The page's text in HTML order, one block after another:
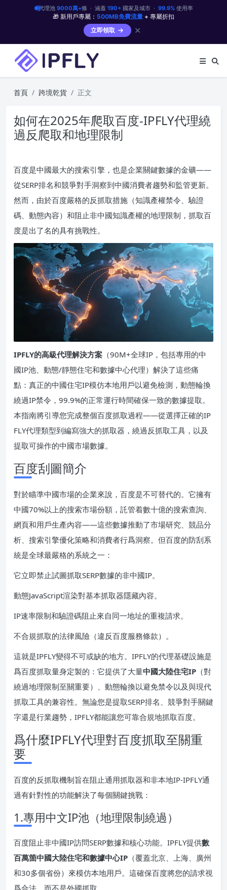
代理池 9000萬+條 · 涵蓋 190+國家及城市 · 99.9%使用率
🎁 新用戶專屬： 500MB免費流量 + 專屬折扣
立即領取
✕
首頁 跨境乾貨 正文
如何在2025年爬取百度-IPFLY代理繞
過反爬取和地理限制
百度是中國最大的搜索引擎，也是企業關鍵數據的金礦——
從SERP排名和競爭對手洞察到中國消費者趨勢和監管更新。
然而，由於百度嚴格的反抓取措施（知識產權禁令、驗證
碼、動態內容）和阻止非中國知識產權的地理限制，抓取百
度是出了名的具有挑戰性。
IPFLY的高級代理解決方案 （90M+全球IP，包括專用的中
國IP池、動態/靜態住宅和數據中心代理）解決了這些痛
點：真正的中國住宅IP模仿本地用戶以避免檢測，動態輪換
繞過IP禁令，99.9%的正常運行時間確保一致的數據提取。
本指南將引導您完成整個百度抓取過程——從選擇正確的IP
FLY代理類型到編寫強大的抓取器，繞過反抓取工具，以及
提取可操作的中國市場數據。
百度刮圖簡介
對於瞄準中國市場的企業來說，百度是不可替代的。它擁有
中國70%以上的搜索市場份額，託管着數十億的搜索查詢、
網頁和用戶生產內容——這些數據推動了市場研究、競品分
析、搜索引擎優化策略和消費者行爲洞察。但百度的防刮系
統是全球最嚴格的系統之一：
它立即禁止試圖抓取SERP數據的非中國IP。
動態JavaScript渲染對基本抓取器隱藏內容。
IP速率限制和驗證碼阻止來自同一地址的重複請求。
不合規抓取的法律風險（違反百度服務條款）。
這就是IPFLY變得不可或缺的地方。IPFLY的代理基礎設施是
爲百度抓取量身定製的：它提供了大量中國大陸住宅IP （對
繞過地理限制至關重要）、動態輪換以避免禁令以及與現代
抓取工具的兼容性。無論您是提取SERP排名、競爭對手關鍵
字還是行業趨勢，IPFLY都能讓您可靠合規地抓取百度。
爲什麼IPFLY代理對百度抓取至關重
要
百度的反抓取機制旨在阻止通用抓取器和非本地IP-IPFLY通
過有針對性的功能解決了每個關鍵挑戰：
1.專用中文IP池（地理限制繞過）
百度阻止非中國IP訪問SERP數據和核心功能。IPFLY提供數
百萬箇中國大陸住宅和數據中心IP （覆蓋北京、上海、廣州
和30多個省份）來模仿本地用戶。這確保百度將您的請求視